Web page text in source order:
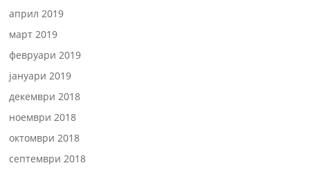
април 2019
март 2019
февруари 2019
јануари 2019
декември 2018
ноември 2018
октомври 2018
септември 2018